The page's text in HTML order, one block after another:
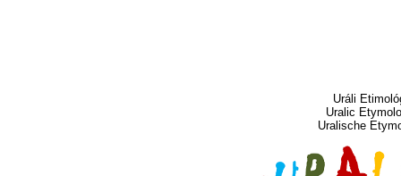
Uráli
Uralic
Uralische